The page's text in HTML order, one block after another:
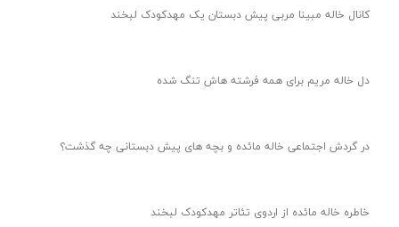
کانال خاله مبینا مربی پیش دبستان یک مهدکودک لبخند
دل خاله مریم برای همه فرشته هاش تنگ شده
در گردش اجتماعی خاله مائده و بچه های پیش دبستانی چه گذشت؟
خاطره خاله مائده از اردوی تئاتر مهدکودک لبخند